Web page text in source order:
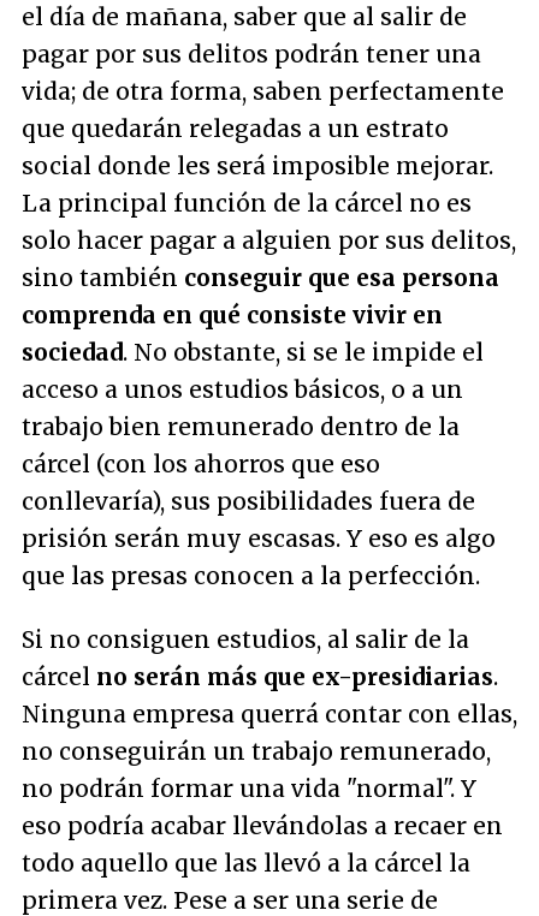
el día de mañana, saber que al salir de
pagar por sus delitos podrán tener una
vida; de otra forma, saben perfectamente
que quedarán relegadas a un estrato
social donde les será imposible mejorar.
La principal función de la cárcel no es
solo hacer pagar a alguien por sus delitos,
sino también conseguir que esa persona
comprenda en qué consiste vivir en
sociedad. No obstante, si se le impide el
acceso a unos estudios básicos, o a un
trabajo bien remunerado dentro de la
cárcel (con los ahorros que eso
conllevaría), sus posibilidades fuera de
prisión serán muy escasas. Y eso es algo
que las presas conocen a la perfección.
Si no consiguen estudios, al salir de la
cárcel no serán más que ex-presidiarias.
Ninguna empresa querrá contar con ellas,
no conseguirán un trabajo remunerado,
no podrán formar una vida "normal". Y
eso podría acabar llevándolas a recaer en
todo aquello que las llevó a la cárcel la
primera vez. Pese a ser una serie de